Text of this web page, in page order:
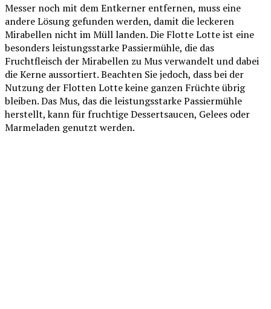
Messer noch mit dem Entkerner entfernen, muss eine
andere Lösung gefunden werden, damit die leckeren
Mirabellen nicht im Müll landen. Die Flotte Lotte ist eine
besonders leistungsstarke Passiermühle, die das
Fruchtfleisch der Mirabellen zu Mus verwandelt und dabei
die Kerne aussortiert. Beachten Sie jedoch, dass bei der
Nutzung der Flotten Lotte keine ganzen Früchte übrig
bleiben. Das Mus, das die leistungsstarke Passiermühle
herstellt, kann für fruchtige Dessertsaucen, Gelees oder
Marmeladen genutzt werden.